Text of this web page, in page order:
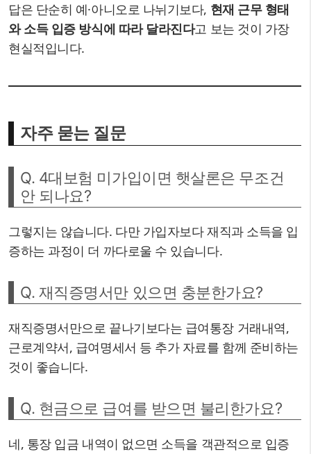
답은 단순히 예·아니오로 나뉘기보다, 현재 근무 형태
와 소득 입증 방식에 따라 달라진다고 보는 것이 가장
현실적입니다.
자주 묻는 질문
Q. 4대보험 미가입이면 햇살론은 무조건
안 되나요?
그렇지는 않습니다. 다만 가입자보다 재직과 소득을 입
증하는 과정이 더 까다로울 수 있습니다.
Q. 재직증명서만 있으면 충분한가요?
재직증명서만으로 끝나기보다는 급여통장 거래내역,
근로계약서, 급여명세서 등 추가 자료를 함께 준비하는
것이 좋습니다.
Q. 현금으로 급여를 받으면 불리한가요?
네, 통장 입금 내역이 없으면 소득을 객관적으로 입증